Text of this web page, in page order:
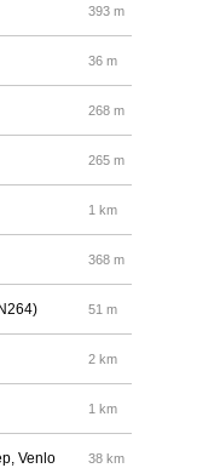
393 m
36 m
268 m
265 m
1 km
368 m
51 m
2 km
1 km
Venlo 38 km